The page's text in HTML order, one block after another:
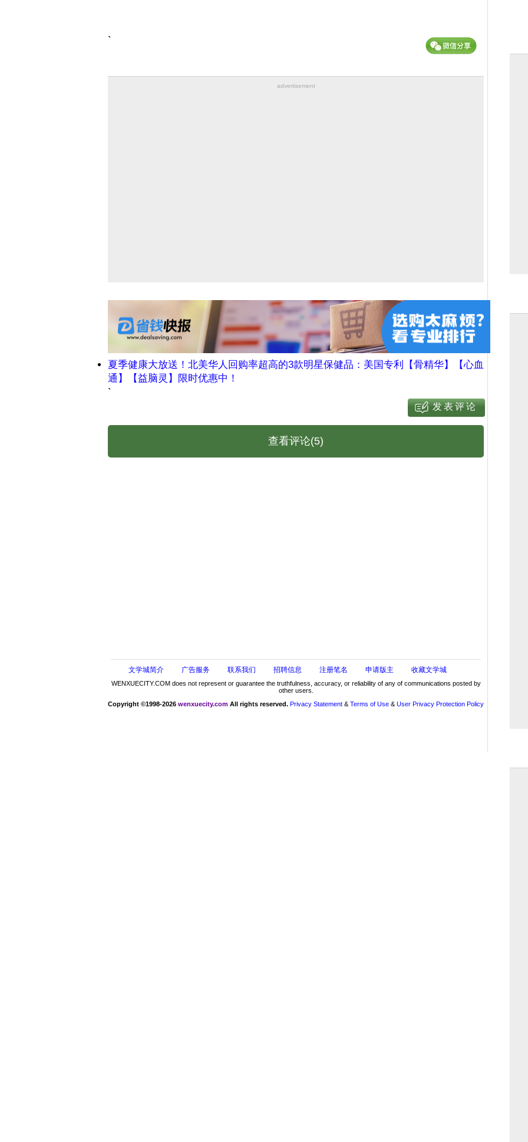
`
advertisement
夏季健康大放送！北美华人回购率超高的3款明星保健品：美国专利【骨精华】【心血
通】【益脑灵】限时优惠中！
`
查看评论(5)
文学城简介 广告服务 联系我们 招聘信息 注册笔名 申请版主 收藏文学城
WENXUECITY.COM does not represent or guarantee the truthfulness, accuracy, or reliability of any of communications posted by
other users.
Copyright ©1998-2026 wenxuecity.com All rights reserved. Privacy Statement & Terms of Use & User Privacy Protection Policy